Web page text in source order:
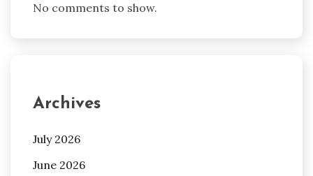
No comments to show.
Archives
July 2026
June 2026